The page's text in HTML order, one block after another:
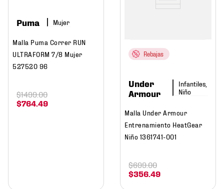
Puma Mujer
Malla Puma Correr RUN
ULTRAFORM 7/8 Mujer
527520 96
$764 49
$1499.00
Rebajas
Under
Armour
Infantiles,
Niño
Malla Under Armour
Entrenamiento HeatGear
Niño 1361741-001
$356 49
$699.00